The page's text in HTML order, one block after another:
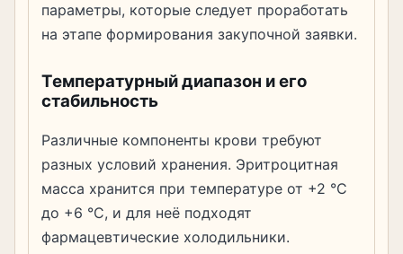
параметры, которые следует проработать
на этапе формирования закупочной заявки.
Температурный диапазон и его
стабильность
Различные компоненты крови требуют
разных условий хранения. Эритроцитная
масса хранится при температуре от +2 °C
до +6 °C, и для неё подходят
фармацевтические холодильники.